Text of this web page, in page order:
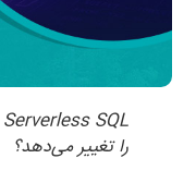
را تغییر می‌دهد؟